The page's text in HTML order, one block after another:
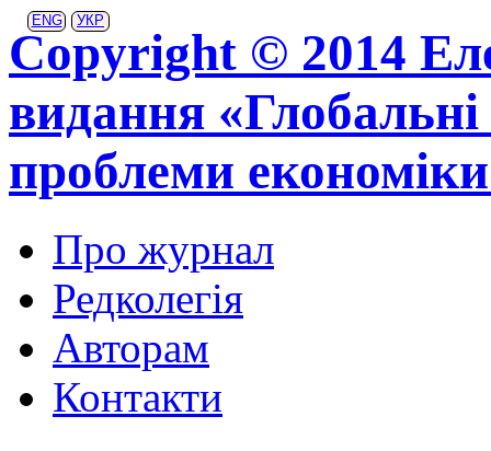
ENG УКР
Copyright © 2014
видання «Глобальні
проблеми
Про журнал
Редколегія
Авторам
Контакти